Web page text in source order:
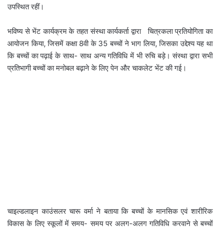
उपस्थित रहीं।
भविष्य से भेंट कार्यक्रम के तहत संस्था कार्यकर्ता द्वारा चित्रकला प्रतियोगिता का
आयोजन किया, जिसमें कक्षा 8वी के 35 बच्चों ने भाग लिया, जिसका उद्देश्य यह था
कि बच्चों का पढ़ाई के साथ- साथ अन्य गतिविधि में भी रुचि बड़े। संस्था द्वारा सभी
प्रतिभागी बच्चों का मनोबल बढ़ाने के लिए पेन और चाकलेट भेंट की गई।
चाइल्डलाइन काउंसलर चारू वर्मा ने बताया कि बच्चों के मानसिक एवं शारीरिक
विकास के लिए स्कूलों में समय- समय पर अलग-अलग गतिविधि करवाने से बच्चों